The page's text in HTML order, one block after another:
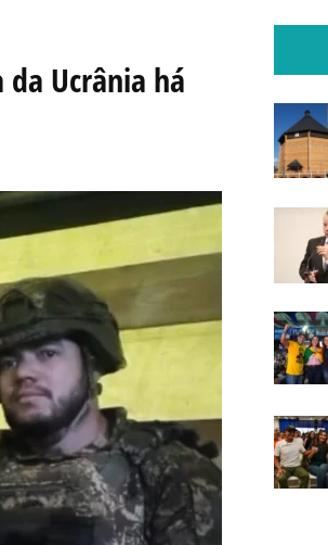
Em
Foco
Ucrânia há